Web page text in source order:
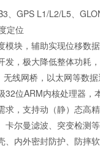
、GPS L1/L2/L5、
定位
模块，辅助实现位移数
发，极大降低整体功耗
线网桥，以太网等数
32位ARM内核处理器
求，支持动（静）态高
卡尔曼滤波、突变检测
、内外密封防护、防摔